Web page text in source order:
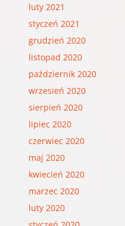
luty 2021
styczeń 2021
grudzień 2020
listopad 2020
październik 2020
wrzesień 2020
sierpień 2020
lipiec 2020
czerwiec 2020
maj 2020
kwiecień 2020
marzec 2020
luty 2020